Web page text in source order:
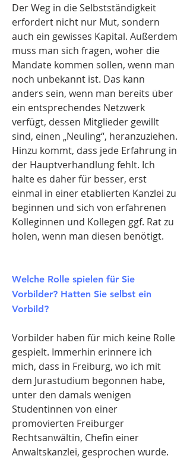
Der Weg in die Selbstständigkeit
erfordert nicht nur Mut, sondern
auch ein gewisses Kapital. Außerdem
muss man sich fragen, woher die
Mandate kommen sollen, wenn man
noch unbekannt ist. Das kann
anders sein, wenn man bereits über
ein entsprechendes Netzwerk
verfügt, dessen Mitglieder gewillt
sind, einen „Neuling“, heranzuziehen.
Hinzu kommt, dass jede Erfahrung in
der Hauptverhandlung fehlt. Ich
halte es daher für besser, erst
einmal in einer etablierten Kanzlei zu
beginnen und sich von erfahrenen
Kolleginnen und Kollegen ggf. Rat zu
holen, wenn man diesen benötigt.
Welche Rolle spielen für Sie
Vorbilder? Hatten Sie selbst ein
Vorbild?
Vorbilder haben für mich keine Rolle
gespielt. Immerhin erinnere ich
mich, dass in Freiburg, wo ich mit
dem Jurastudium begonnen habe,
unter den damals wenigen
Studentinnen von einer
promovierten Freiburger
Rechtsanwältin, Chefin einer
Anwaltskanzlei, gesprochen wurde.